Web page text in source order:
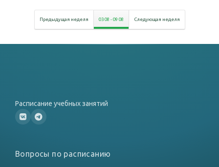
Предыдущая неделя 03 08 -09 08 Следующая неделя
Расписание учебных занятий
Вопросы по расписанию